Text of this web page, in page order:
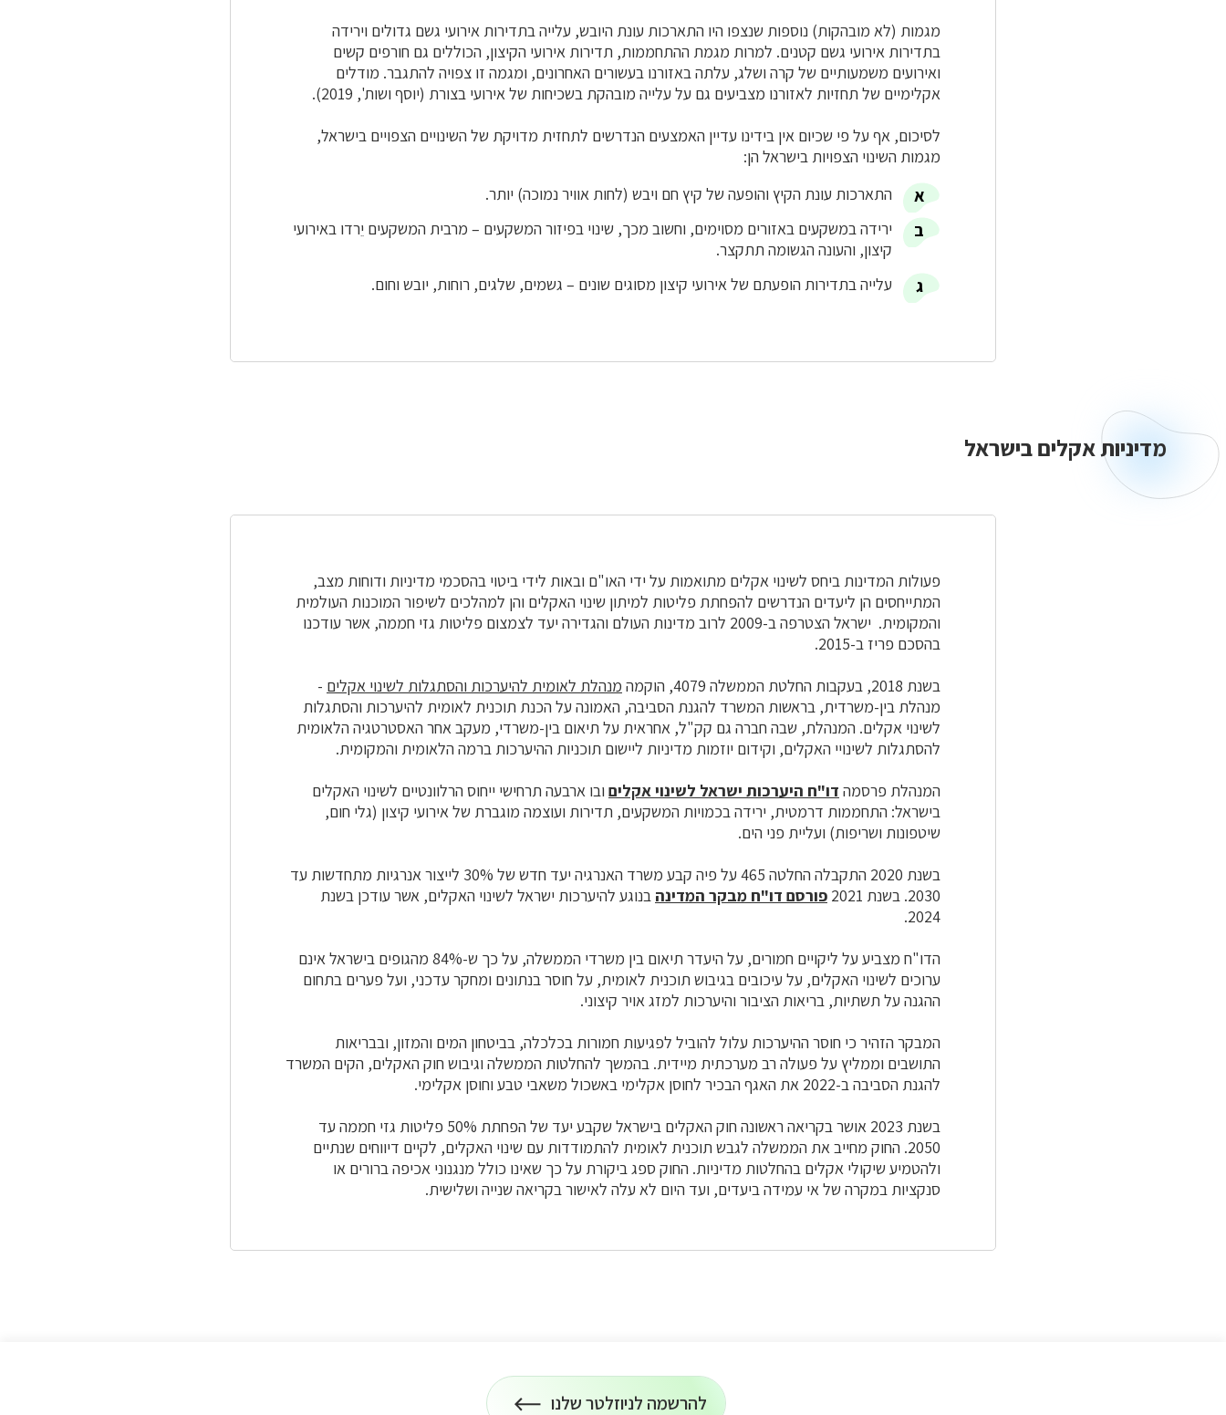
מגמות (לא מובהקות) נוספות שנצפו היו התארכות עונת היובש, עלייה בתדירות אירועי גשם גדולים וירידה
בתדירות אירועי גשם קטנים. למרות מגמת ההתחממות, תדירות אירועי הקיצון, הכוללים גם חורפים קשים
ואירועים משמעותיים של קרה ושלג, עלתה באזורנו בעשורים האחרונים, ומגמה זו צפויה להתגבר. מודלים
אקלימיים של תחזיות לאזורנו מצביעים גם על עלייה מובהקת בשכיחות של אירועי בצורת (יוסף ושות', 2019).
לסיכום, אף על פי שכיום אין בידינו עדיין האמצעים הנדרשים לתחזית מדויקת של השינויים הצפויים בישראל,
מגמות השינוי הצפויות בישראל הן:
התארכות עונת הקיץ והופעה של קיץ חם ויבש (לחות אוויר נמוכה) יותר.
ירידה במשקעים באזורים מסוימים, וחשוב מכך, שינוי בפיזור המשקעים – מרבית המשקעים יֵרדו באירועי
קיצון, והעונה הגשומה תתקצר.
עלייה בתדירות הופעתם של אירועי קיצון מסוגים שונים – גשמים, שלגים, רוחות, יובש וחום.
מדיניות
בישראל
מדיניות אקלים בישראל
פעולות המדינות ביחס לשינוי אקלים מתואמות על ידי האו"ם ובאות לידי ביטוי בהסכמי מדיניות ודוחות מצב,
המתייחסים הן ליעדים הנדרשים להפחתת פליטות למיתון שינוי האקלים והן למהלכים לשיפור המוכנות העולמית
והמקומית.
ישראל הצטרפה ב-2009 לרוב מדינות העולם והגדירה יעד לצמצום פליטות גזי חממה, אשר עודכנו
בהסכם פריז ב-2015.
בשנת 2018, בעקבות החלטת הממשלה 4079, הוקמה
מנהלת לאומית להיערכות והסתגלות לשינוי אקלים -
מנהלת בין-משרדית, בראשות המשרד להגנת הסביבה, האמונה על הכנת תוכנית לאומית להיערכות והסתגלות
לשינוי אקלים. המנהלת, שבה חברה גם קק"ל, אחראית על תיאום בין-משרדי, מעקב אחר האסטרטגיה הלאומית
להסתגלות לשינויי האקלים, וקידום יוזמות מדיניות ליישום תוכניות ההיערכות ברמה הלאומית והמקומית.
המנהלת פרסמה דו"ח היערכות ישראל לשינוי אקלים ובו ארבעה תרחישי ייחוס הרלוונטיים לשינוי האקלים
בישראל: התחממות דרמטית, ירידה בכמויות המשקעים, תדירות ועוצמה מוגברת של אירועי קיצון (גלי חום,
שיטפונות ושריפות) ועליית פני הים.
בשנת 2020 התקבלה החלטה 465 על פיה קבע משרד האנרגיה יעד חדש של 30% לייצור אנרגיות מתחדשות עד
2030. בשנת 2021 פורסם דו"ח מבקר המדינה בנוגע להיערכות ישראל לשינוי האקלים, אשר עודכן בשנת
2024.
הדו"ח מצביע על ליקויים חמורים, על היעדר תיאום בין משרדי הממשלה, על כך ש-84% מהגופים בישראל אינם
ערוכים לשינוי האקלים, על עיכובים בגיבוש תוכנית לאומית, על חוסר בנתונים ומחקר עדכני, ועל פערים בתחום
ההגנה על תשתיות, בריאות הציבור והיערכות למזג אויר קיצוני.
המבקר הזהיר כי חוסר ההיערכות עלול להוביל לפגיעות חמורות בכלכלה, בביטחון המים והמזון, ובבריאות
התושבים וממליץ על פעולה רב מערכתית מיידית. בהמשך להחלטות הממשלה וגיבוש חוק האקלים, הקים המשרד
להגנת הסביבה ב-2022 את האגף הבכיר לחוסן אקלימי באשכול משאבי טבע וחוסן אקלימי
.
בשנת 2023 אושר בקריאה ראשונה חוק האקלים בישראל שקבע יעד של הפחתת 50% פליטות גזי חממה עד
2050. החוק מחייב את הממשלה לגבש תוכנית לאומית להתמודדות עם שינוי האקלים, לקיים דיווחים שנתיים
ולהטמיע שיקולי אקלים בהחלטות מדיניות. החוק ספג ביקורת על כך שאינו כולל מנגנוני אכיפה ברורים או
סנקציות במקרה של אי עמידה ביעדים, ועד היום לא עלה לאישור בקריאה שנייה ושלישית.
הרשמה
להרשמה לניוזלטר שלנו